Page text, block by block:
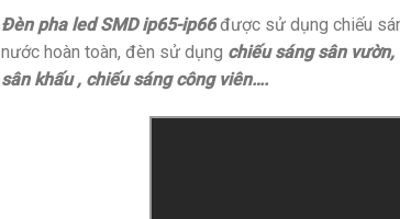
Đèn pha led SMD ip65-ip66 được sử dụng chiếu
nước hoàn toàn, đèn sử dụng chiếu sáng sân
sân khấu , chiếu sáng công viên….